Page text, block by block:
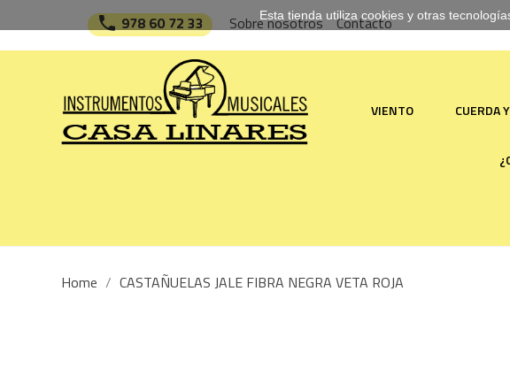
 978 60 72 33 Sobre nosotros Contacto
VIENTO CUERDA
Home CASTAÑUELAS JALE FIBRA NEGRA VETA ROJA
Esta tienda utiliza cookies y otras